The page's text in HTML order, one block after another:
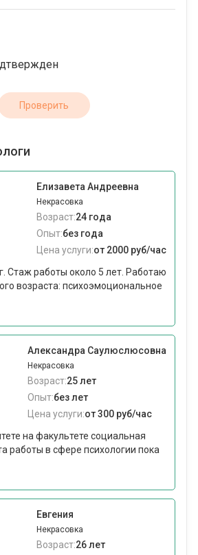
Проверить
Елизавета Андреевна
Некрасовка
Возраст:24 года
Опыт:без года
Цена услуги:от 2000 руб/час
Стаж работы около 5 лет. Работаю
возраста: психоэмоциональное
Александра Саулюслюсовна
Некрасовка
Возраст:25 лет
Опыт:без лет
Цена услуги:от 300 руб/час
на факультете социальная
работы в сфере психологии пока
Евгения
Некрасовка
Возраст:26 лет